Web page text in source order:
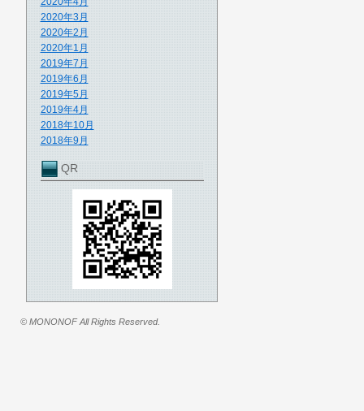
2020年3月
2020年2月
2020年1月
2019年7月
2019年6月
2019年5月
2019年4月
2018年10月
2018年9月
QR
© MONONOF All Rights Reserved.